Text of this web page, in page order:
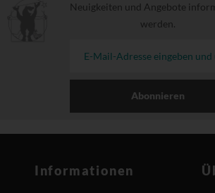
Neuigkeiten und Angebote
werden.
Abonnieren
Informationen